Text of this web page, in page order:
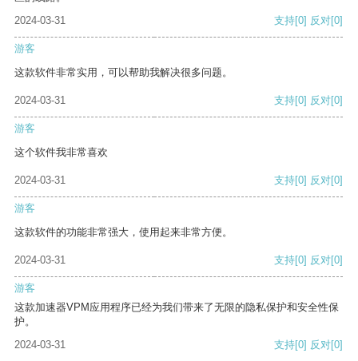
2024-03-31
支持[0] 反对[0]
游客
这款软件非常实用，可以帮助我解决很多问题。
2024-03-31 支持[0] 反对[0]
游客
这个软件我非常喜欢
2024-03-31 支持[0] 反对[0]
游客
这款软件的功能非常强大，使用起来非常方便。
2024-03-31 支持[0] 反对[0]
游客
这款加速器VPM应用程序已经为我们带来了无限的隐私保护和安全性保
护。
2024-03-31
支持[0] 反对[0]